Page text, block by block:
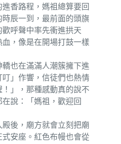
香路程，媽祖總算要回
辰一到，最前面的頭旗
呼聲中率先衝進拱天
，像是在開場打鼓一樣
也在滿滿人潮簇擁下進
」作響，信徒們也熱情
」，那種感動真的說不
說：「媽祖，歡迎回
後，廟方就會立刻把廟
式安座。紅色布幔也會從